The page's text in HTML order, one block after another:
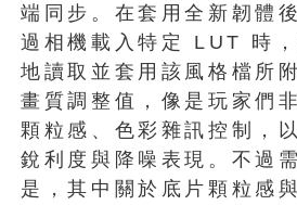
端同步。在套用全新韌體
過相機載入特定 LUT 時
地讀取並套用該風格檔所
畫質調整值，像是玩家們
顆粒感、色彩雜訊控制，
銳利度與降噪表現。不過
是，其中關於底片顆粒感